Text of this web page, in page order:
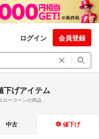
ログイン 会員登録
下げアイテム
ローコーンの商品
中古 値下げ